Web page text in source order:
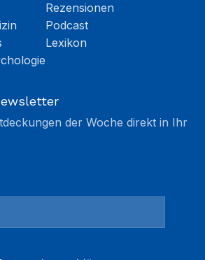
Rezensionen
Podcast
Lexikon
der Woche direkt in Ihr